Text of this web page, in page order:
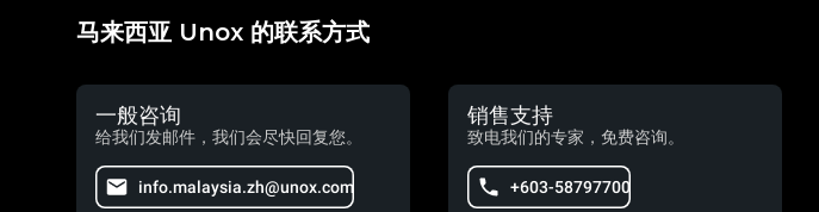
马来西亚 Unox 的联系方式
一般咨询
给我们发邮件，我们会尽快回复您。
info.malaysia.zh@unox.com
销售支持
致电我们的专家，免费咨询。
+603-58797700